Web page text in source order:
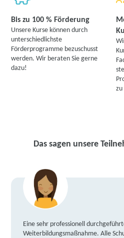
Bis zu 100 % Förderung
Unsere Kurse können durch
unterschiedlichste
Förderprogramme bezuschusst
werden. Wir beraten Sie gerne
dazu!
zu
Das sagen unsere
Eine sehr professionell
Weiterbildungsmaßnahme. Alle